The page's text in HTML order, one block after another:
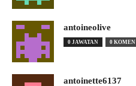
antoineolive
0 JAWATAN 0 KOMEN
antoinette6137